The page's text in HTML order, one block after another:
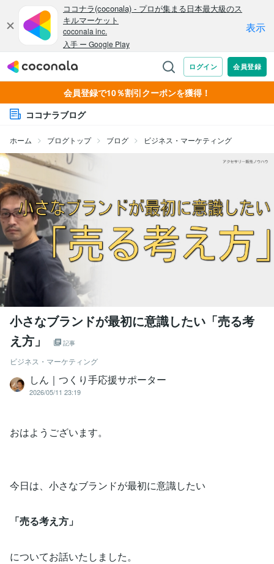
会員登録で10％割引クーポンを獲得！
ココナラブログ
ホーム ブログトップ ブログ ビジネス・マーケティング
小さなブランドが最初に意識したい「売る考
え方」
記事
ビジネス・マーケティング
しん｜つくり手応援サポーター
2026/05/11 23:19
おはようございます。
今日は、小さなブランドが最初に意識したい
「売る考え方」
についてお話いたしました。